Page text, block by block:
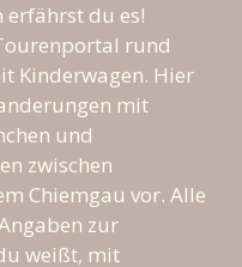
du es!
rund
Kinderwagen. Hier
mit
und
zwischen
Chiemgau vor. Alle
zur
weißt, mit